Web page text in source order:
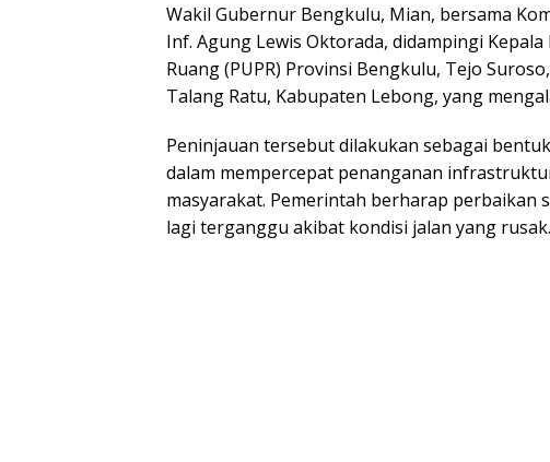
Wakil Gubernur Bengkulu, Mian, bersama
Inf. Agung Lewis Oktorada, didampingi
Ruang (PUPR) Provinsi Bengkulu, Tejo
Talang Ratu, Kabupaten Lebong, yang
Peninjauan tersebut dilakukan sebagai
dalam mempercepat penanganan
masyarakat. Pemerintah berharap perbaikan
lagi terganggu akibat kondisi jalan yang rusak.